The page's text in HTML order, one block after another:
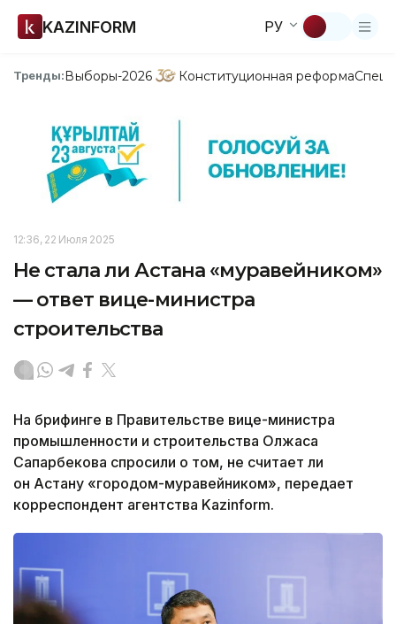
KAZINFORM РУ
Тренды:Выборы-2026 Конституционная реформа
12:36, 22 Июля 2025
Не стала ли Астана «муравейником»
— ответ вице-министра
строительства
На брифинге в Правительстве вице-министра
промышленности и строительства Олжаса
Сапарбекова спросили о том, не считает ли
он Астану «городом-муравейником», передает
корреспондент агентства Kazinform.